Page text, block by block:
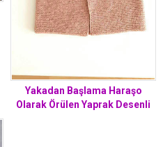
Yakadan Başlama Haraşo
Olarak Örülen Yaprak Desenli